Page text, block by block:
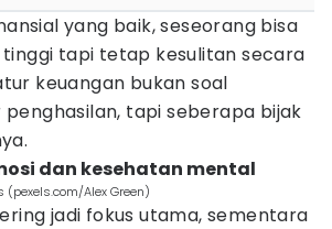
yang baik, seseorang bisa
tapi tetap kesulitan secara
keuangan bukan soal
tapi seberapa bijak
dan kesehatan mental
Alex Green)
jadi fokus utama, sementara